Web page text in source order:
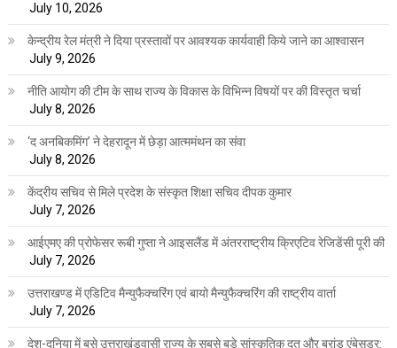
July 10, 2026
केन्द्रीय रेल मंत्री ने दिया प्रस्तावों पर आवश्यक कार्यवाही किये जाने का आश्वासन
July 9, 2026
नीति आयोग की टीम के साथ राज्य के विकास के विभिन्न विषयों पर की विस्तृत चर्चा
July 8, 2026
‘द अनबिकमिंग’ ने देहरादून में छेड़ा आत्ममंथन का संवा
July 8, 2026
केंद्रीय सचिव से मिले प्रदेश के संस्कृत शिक्षा सचिव दीपक कुमार
July 7, 2026
आईएमए की प्रोफेसर रूबी गुप्ता ने आइसलैंड में अंतरराष्ट्रीय क्रिएटिव रेजिडेंसी पूरी की
July 7, 2026
उत्तराखण्ड में एडिटिव मैन्युफैक्चरिंग एवं बायो मैन्युफैक्चरिंग की राष्ट्रीय वार्ता
July 7, 2026
देश-दुनिया में बसे उत्तराखंडवासी राज्य के सबसे बड़े सांस्कृतिक दूत और ब्रांड एंबेसडर: